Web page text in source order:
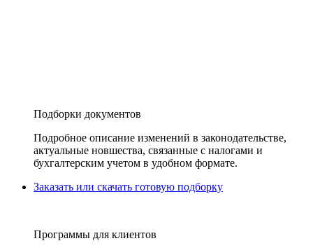
Подборки документов
Подробное описание изменений в законодательстве,
актуальные новшества, связанные с налогами и
бухгалтерским учетом в удобном формате.
Заказать или скачать готовую подборку
Программы для клиентов